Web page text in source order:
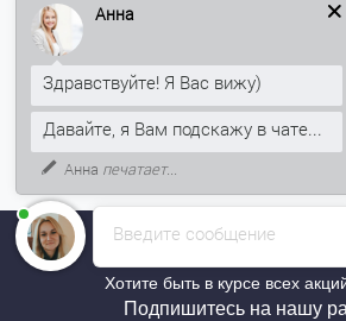
Бонусы за покупку
Точный расчёт
Хотите быть в курсе всех
Подпишитесь на нашу
Введите сообщение
Анна
Здравствуйте! Я Вас вижу)
Давайте, я Вам подскажу в чате...
Анна печатает...